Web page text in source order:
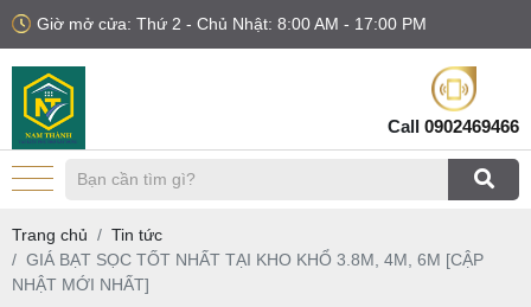
Giờ mở cửa: Thứ 2 - Chủ Nhật: 8:00 AM - 17:00 PM
Call 0902469466
Trang chủ
Tin tức
GIÁ BẠT SỌC TỐT NHẤT TẠI KHO KHỔ 3.8M, 4M, 6M [CẬP
NHẬT MỚI NHẤT]